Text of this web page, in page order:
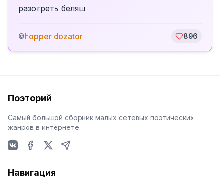
разогреть беляш
©hopper dozator 896
Поэторий
Самый большой сборник малых сетевых поэтических
жанров в интернете.
Навигация